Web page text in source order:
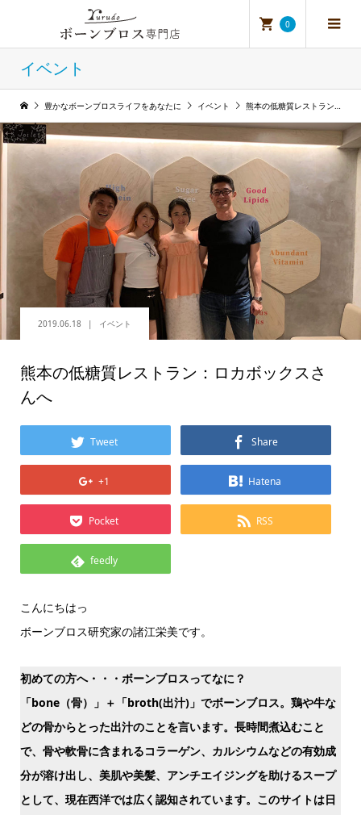
0
イベント
豊かなボーンブロスライフをあなたに イベント 熊本の低糖質レストラン：ロカボックスさんへ
2019.06.18 イベント
熊本の低糖質レストラン：ロカボックスさ
んへ
Tweet Share
+1 Hatena
Pocket RSS
feedly
こんにちはっ
ボーンブロス研究家の諸江栄美です。
初めての方へ・・・ボーンブロスってなに？
「bone（骨）」＋「broth(出汁)」でボーンブロス。鶏や牛な
どの骨からとった出汁のことを言います。長時間煮込むこと
で、骨や軟骨に含まれるコラーゲン、カルシウムなどの有効成
分が溶け出し、美肌や美髪、アンチエイジングを助けるスープ
として、現在西洋では広く認知されています。このサイトは日